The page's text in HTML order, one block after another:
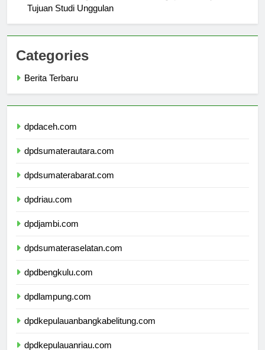
10 Alasan Mengapa Universitas Singapura Menjadi
Categories